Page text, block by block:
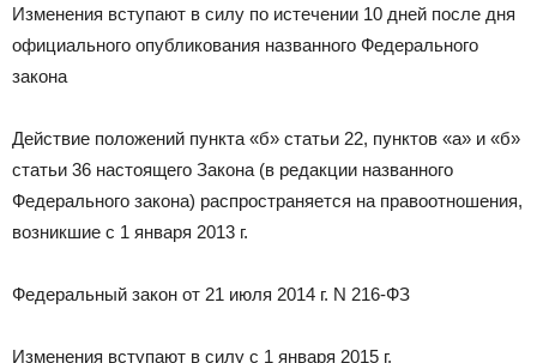
Изменения вступают в силу по истечении 10 дней после дня
официального опубликования названного Федерального
закона
Действие положений пункта «б» статьи 22, пунктов «а» и «б»
статьи 36 настоящего Закона (в редакции названного
Федерального закона) распространяется на правоотношения,
возникшие с 1 января 2013 г.
Федеральный закон от 21 июля 2014 г. N 216-ФЗ
Изменения вступают в силу с 1 января 2015 г.